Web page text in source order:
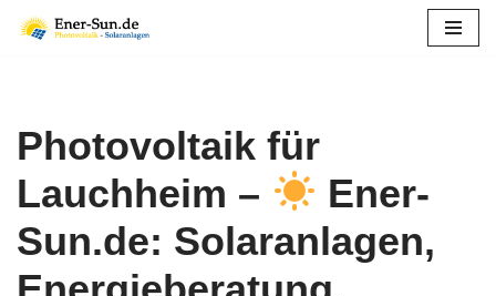
Photovoltaik für
Lauchheim –
Ener-
Sun.de: Solaranlagen,